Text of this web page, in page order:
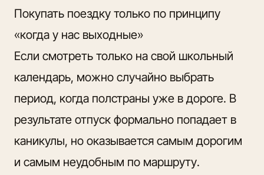
Покупать поездку только по принципу
«когда у нас выходные»
Если смотреть только на свой школьный
календарь, можно случайно выбрать
период, когда полстраны уже в дороге. В
результате отпуск формально попадает в
каникулы, но оказывается самым дорогим
и самым неудобным по маршруту.